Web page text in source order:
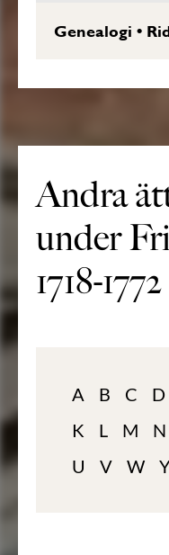
Genealogi •
Andra
under
1718-1772
A B C D
K
L M N
U
V W